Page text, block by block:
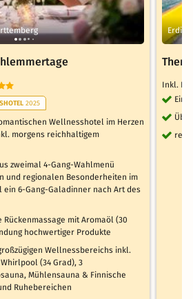
2025
Wellnesshotel im Herzen
morgens reichhaltigem
zweimal 4-Gang-Wahlmenü
und regionalen Besonderheiten im
ein 6-Gang-Galadinner nach Art des
mit Aromaöl (30
hochwertiger Produkte
Wellnessbereichs inkl.
(34 Grad), 3
Mühlensauna & Finnische
Ruhebereichen
Erding
Inkl.